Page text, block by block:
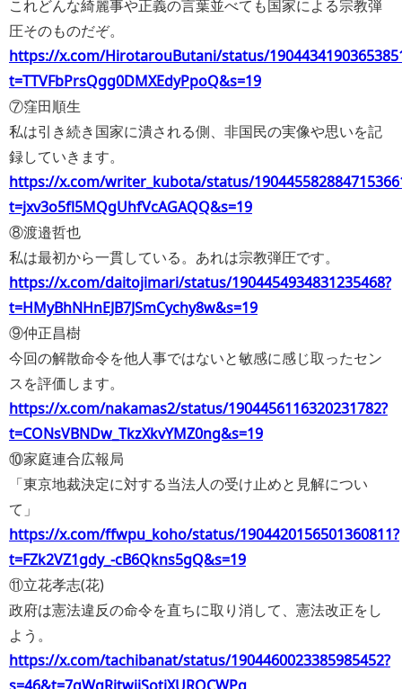
これどんな綺麗事や正義の言葉並べても国家による宗教弾
圧そのものだぞ。
https://x.com/HirotarouButani/status/
t=TTVFbPrsQgg0DMXEdyPpoQ&s=19
⑦窪田順生
私は引き続き国家に潰される側、非国民の実像や思いを記
録していきます。
https://x.com/writer_kubota/status/
t=jxv3o5fl5MQgUhfVcAGAQQ&s=19
⑧渡邉哲也
私は最初から一貫している。あれは宗教弾圧です。
https://x.com/daitojimari/status/1904454934831235468?
t=HMyBhNHnEJB7JSmCychy8w&s=19
⑨仲正昌樹
今回の解散命令を他人事ではないと敏感に感じ取ったセン
スを評価します。
https://x.com/nakamas2/status/1904456116320231782?
t=CONsVBNDw_TkzXkvYMZ0ng&s=19
⑩家庭連合広報局
「東京地裁決定に対する当法人の受け止めと見解につい
て」
https://x.com/ffwpu_koho/status/1904420156501360811?
t=FZk2VZ1gdy_-cB6Qkns5gQ&s=19
⑪立花孝志(花)
政府は憲法違反の命令を直ちに取り消して、憲法改正をし
よう。
https://x.com/tachibanat/status/1904460023385985452?